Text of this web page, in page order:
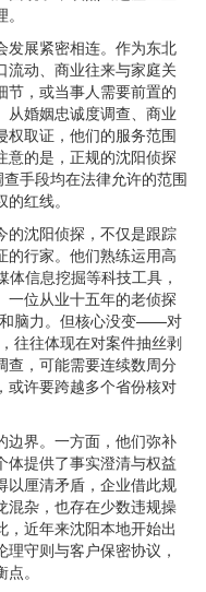
发展紧密相连。作为东北
流动、商业往来与家庭关
节，或当事人需要前置的
从婚姻忠诚度调查、商业
权取证，他们的服务范围
意的是，正规的沈阳侦探
手段均在法律允许的范围
红线。
的沈阳侦探，不仅是跟踪
的行家。他们熟练运用高
信息挖掘等科技工具，
一位从业十五年的老侦探
和脑力。但核心没变——对
往往体现在对案件抽丝剥
查，可能需要连续数周分
或许要跨越多个省份核对
边界。一方面，他们弥补
体提供了事实澄清与权益
以厘清矛盾，企业借此规
混杂，也存在少数违规操
近年来沈阳本地开始出
守则与客户保密协议，
。